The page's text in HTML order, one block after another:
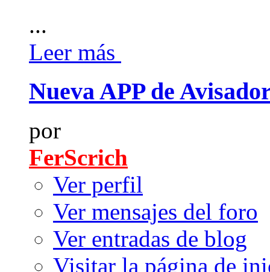
...
Leer más
Nueva APP de
por
FerScrich
Ver perfil
Ver mensajes del foro
Ver entradas de blog
Visitar la página de